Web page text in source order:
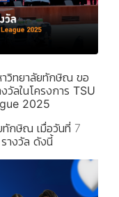
าวิทยาลัยทักษิณ ขอ
ลในโครงการ TSU
2025
ทักษิณ เมื่อวันที่ 7
างวัล ดังนี้